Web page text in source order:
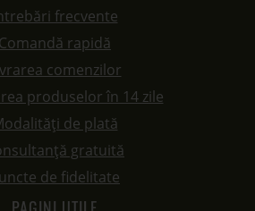
frecvente
Comandă rapidă
comenzilor
produselor în 14 zile
de plată
gratuită
de fidelitate